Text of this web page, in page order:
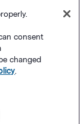
consent
changed
.